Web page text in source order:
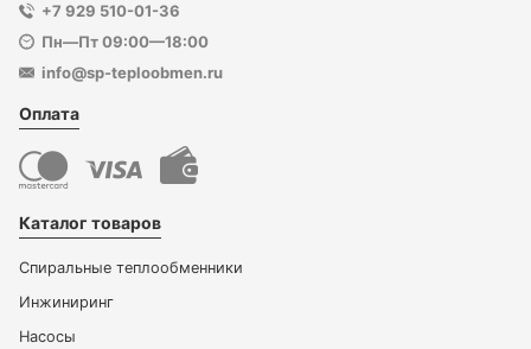
+7 929 510-01-36
Пн—Пт 09:00—18:00
info@sp-teploobmen.ru
Оплата
Каталог товаров
Спиральные теплообменники
Инжиниринг
Насосы